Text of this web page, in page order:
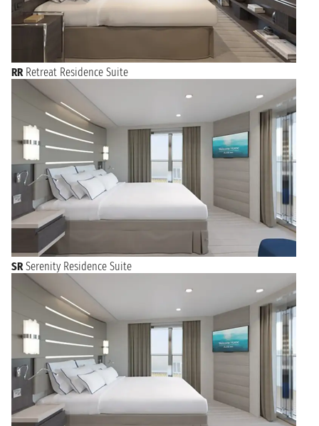
RR Retreat Residence Suite
SR Serenity Residence Suite